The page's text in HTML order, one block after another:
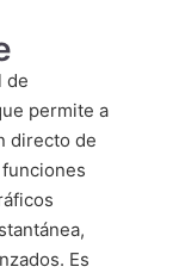
de
permite a
directo de
Es